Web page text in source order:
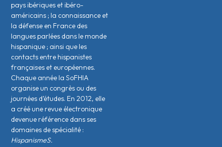
pays ibériques et ibéro-
américains ; la connaissance et
la défense en France des
langues parlées dans le monde
hispanique ; ainsi que les
contacts entre hispanistes
français·es et européen·nes.
Chaque année la SoFHIA
organise un congrès ou des
journées d’études. En 2012, elle
a créé une revue électronique
devenue référence dans ses
domaines de spécialité :
HispanismeS.